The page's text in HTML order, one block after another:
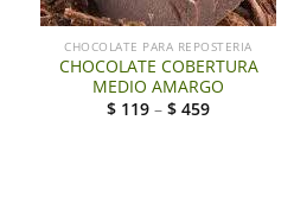
CHOCOLATE PARA REPOSTERIA
CHOCOLATE COBERTURA
MEDIO AMARGO
$ 119 – $ 459